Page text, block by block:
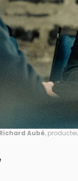
Richard Aubé,